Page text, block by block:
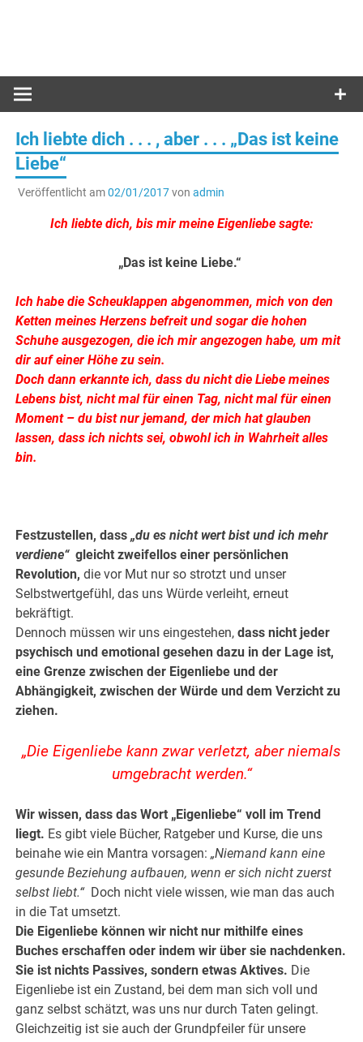
Ich liebte dich . . . , aber . . . „Das ist keine
Liebe“
Veröffentlicht am02/01/2017von admin
Ich liebte dich, bis mir meine Eigenliebe sagte:
„Das ist keine Liebe.“
Ich habe die Scheuklappen abgenommen, mich von den
Ketten meines Herzens befreit und sogar die hohen
Schuhe ausgezogen, die ich mir angezogen habe, um mit
dir auf einer Höhe zu sein.
Doch dann erkannte ich, dass du nicht die Liebe meines
Lebens bist, nicht mal für einen Tag, nicht mal für einen
Moment – du bist nur jemand, der mich hat glauben
lassen, dass ich nichts sei, obwohl ich in Wahrheit alles
bin.
Festzustellen, dass„du es nicht wert bist und ich mehr
verdiene“gleicht zweifellos einer persönlichen
Revolution, die vor Mut nur so strotzt und unser
Selbstwertgefühl, das uns Würde verleiht, erneut
bekräftigt.
Dennoch müssen wir uns eingestehen,dass nicht jeder
psychisch und emotional gesehen dazu in der Lage ist,
eine Grenze zwischen der Eigenliebe und der
Abhängigkeit, zwischen der Würde und dem Verzicht zu
ziehen.
„Die Eigenliebe kann zwar verletzt, aber niemals
umgebracht werden.“
Wir wissen, dass das Wort „Eigenliebe“ voll im Trend
liegt. Es gibt viele Bücher, Ratgeber und Kurse, die uns
beinahe wie ein Mantra vorsagen:„Niemand kann eine
gesunde Beziehung aufbauen, wenn er sich nicht zuerst
selbst liebt.“ Doch nicht viele wissen, wie man das auch
in die Tat umsetzt.
Die Eigenliebe können wir nicht nur mithilfe eines
Buches erschaffen oder indem wir über sie nachdenken.
Sie ist nichts Passives, sondern etwas Aktives. Die
Eigenliebe ist ein Zustand, bei dem man sich voll und
ganz selbst schätzt, was uns nur durch Taten gelingt.
Gleichzeitig ist sie auch der Grundpfeiler für unsere